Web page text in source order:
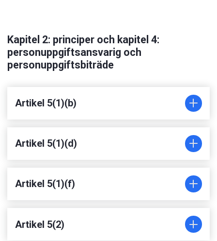
Kapitel 2: principer och kapitel 4:
personuppgiftsansvarig och
personuppgiftsbiträde
Artikel 5(1)(b)
Artikel 5(1)(d)
Artikel 5(1)(f)
Artikel 5(2)